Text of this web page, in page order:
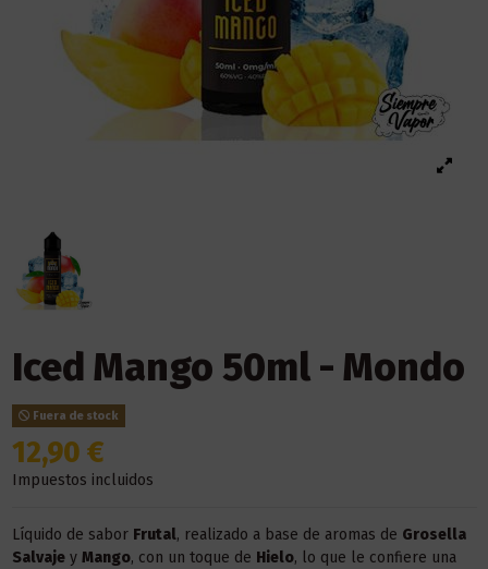
Iced Mango 50ml - Mondo
Fuera de stock
12,90 €
Impuestos incluidos
Líquido de sabor Frutal, realizado a base de aromas de Grosella
Salvajey Mango, con un toque de Hielo, lo que le confiere una